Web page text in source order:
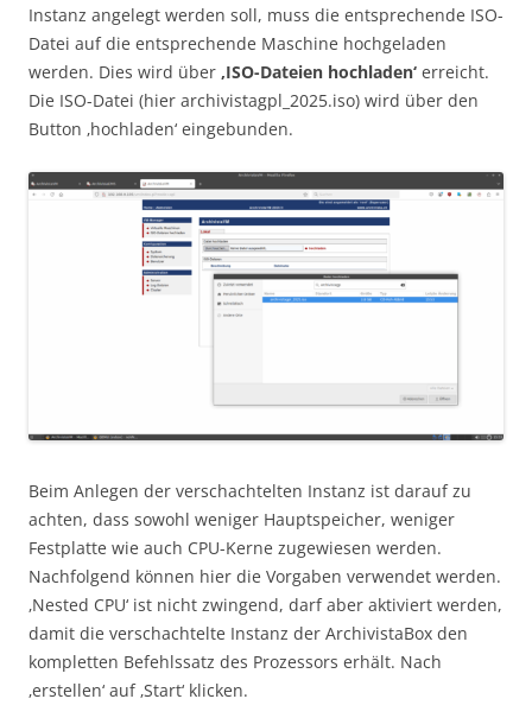
Instanz angelegt werden soll, muss die entsprechende ISO-
Datei auf die entsprechende Maschine hochgeladen
werden. Dies wird über ‚ISO-Dateien hochladen‘ erreicht.
Die ISO-Datei (hier archivistagpl_2025.iso) wird über den
Button ‚hochladen‘ eingebunden.
Beim Anlegen der verschachtelten Instanz ist darauf zu
achten, dass sowohl weniger Hauptspeicher, weniger
Festplatte wie auch CPU-Kerne zugewiesen werden.
Nachfolgend können hier die Vorgaben verwendet werden.
‚Nested CPU‘ ist nicht zwingend, darf aber aktiviert werden,
damit die verschachtelte Instanz der ArchivistaBox den
kompletten Befehlssatz des Prozessors erhält. Nach
‚erstellen‘ auf ‚Start‘ klicken.